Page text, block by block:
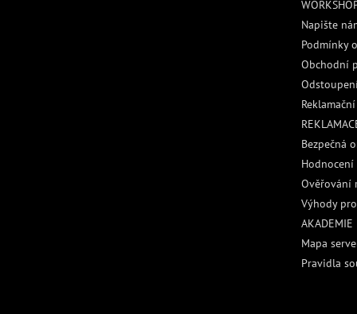
Napište
Podmínky
Obchodní
Bezpečná
Ověřování
Výhody
AKADEMIE
Mapa
Pravidla